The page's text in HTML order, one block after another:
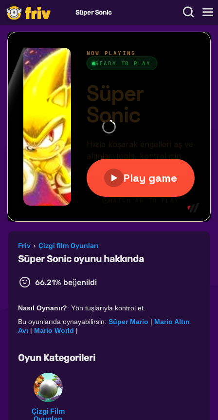
Süper Sonic
Friv › Çizgi film Oyunları
Süper Sonic oyunu hakkında
66.21% beğenildi
Nasıl Oynanır?: Yön tuşlarıyla kontrol et.
Bu oyunlarıda oynayabilirsin: Süper Mario | Mario Altın
Avı | Mario World |
Oyun Kategorileri
Çizgi Film